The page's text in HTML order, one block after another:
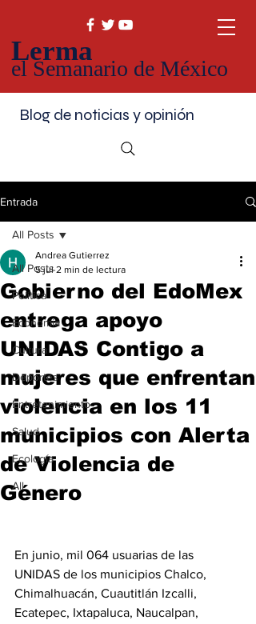
Lerma
el Semanario de México
Blog de noticias y opinión
Entrada
All Posts
Política
Economía
Cultura
Deportes
Entretenimiento
Salud
Ecología
All
All Posts
Gobierno del EdoMex
entrega apoyo
UNIDAS Contigo a
mujeres que enfrentan
violencia en los 11
municipios con Alerta
de Violencia de
Género
Andrea Gutierrez
5 jul 2 min de lectura
En junio, mil 064 usuarias de las
UNIDAS de los municipios Chalco,
Chimalhuacán, Cuautitlán Izcalli,
Ecatepec, Ixtapaluca, Naucalpan,